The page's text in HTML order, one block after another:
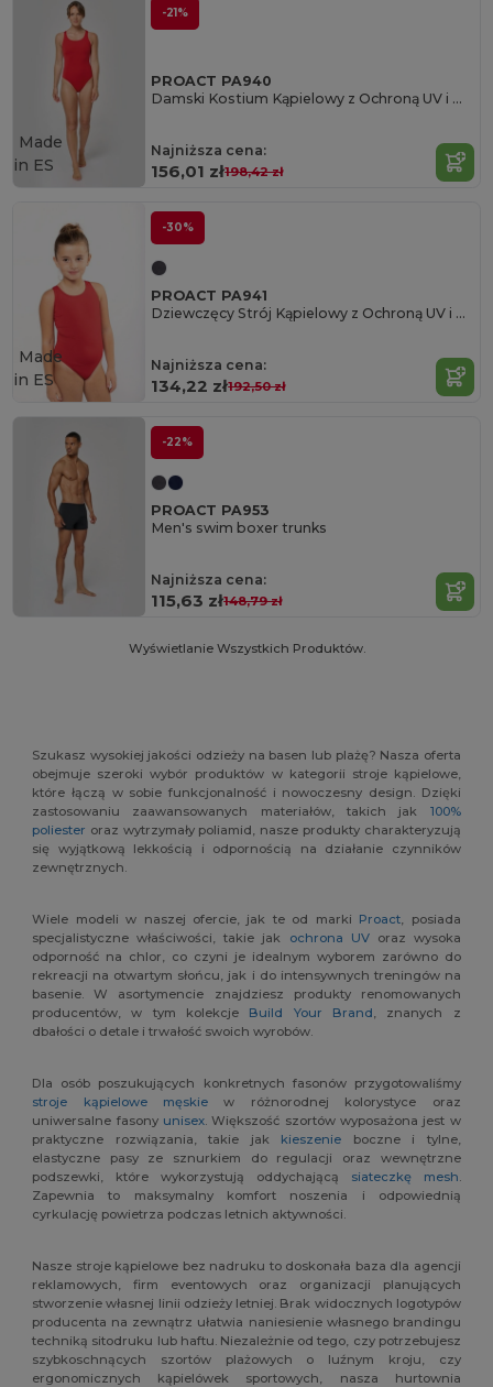
-21%
PROACT PA940
Damski Kostium Kąpielowy z Ochroną UV i Wysokim Stanem
Najniższa cena:
156,01 zł198,42 zł
Made
in ES
-30%
PROACT PA941
Dziewczęcy Strój Kąpielowy z Ochroną UV i Odpornością na Chlor
Najniższa cena:
134,22 zł192,50 zł
Made
in ES
-22%
PROACT PA953
Men's swim boxer trunks
Najniższa cena:
115,63 zł148,79 zł
Wyświetlanie Wszystkich Produktów.
Szukasz wysokiej jakości odzieży na basen lub plażę? Nasza oferta
obejmuje szeroki wybór produktów w kategorii stroje kąpielowe,
które łączą w sobie funkcjonalność i nowoczesny design. Dzięki
zastosowaniu zaawansowanych materiałów, takich jak 100%
poliester oraz wytrzymały poliamid, nasze produkty charakteryzują
się wyjątkową lekkością i odpornością na działanie czynników
zewnętrznych.
Wiele modeli w naszej ofercie, jak te od marki Proact , posiada
specjalistyczne właściwości, takie jak
ochrona UVoraz wysoka
odporność na chlor, co czyni je idealnym wyborem zarówno do
rekreacji na otwartym słońcu, jak i do intensywnych treningów na
basenie. W asortymencie znajdziesz produkty renomowanych
producentów, w tym kolekcje Build Your Brand , znanych z
dbałości o detale i trwałość swoich wyrobów.
Dla osób poszukujących konkretnych fasonów przygotowaliśmy
stroje kąpielowe męskie w różnorodnej kolorystyce oraz
uniwersalne fasony unisex. Większość szortów wyposażona jest w
praktyczne rozwiązania, takie jak kieszenie boczne i tylne,
elastyczne pasy ze sznurkiem do regulacji oraz wewnętrzne
podszewki, które wykorzystują oddychającą siateczkę mesh
Zapewnia to maksymalny komfort noszenia i odpowiednią
cyrkulację powietrza podczas letnich aktywności.
Nasze stroje kąpielowe bez nadruku to doskonała baza dla agencji
reklamowych, firm eventowych oraz organizacji planujących
stworzenie własnej linii odzieży letniej. Brak widocznych logotypów
producenta na zewnątrz ułatwia naniesienie własnego brandingu
techniką sitodruku lub haftu. Niezależnie od tego, czy potrzebujesz
szybkoschnących szortów plażowych o luźnym kroju, czy
ergonomicznych kąpielówek sportowych, nasza hurtownia